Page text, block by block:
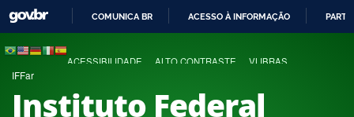
COMUNICA BR ACESSO À INFORMAÇÃO
ACESSIBILIDADE ALTO CONTRASTE VLIBRAS
IFFar
Instituto Federal